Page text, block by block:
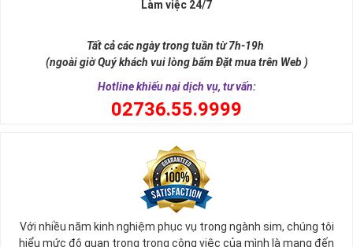
Làm việc 24/7
Tất cả các ngày trong tuần từ 7h-19h
(ngoài giờ Quý khách vui lòng bấm Đặt mua trên Web )
Hotline khiếu nại dịch vụ, tư vấn:
02736.55.9999
Với nhiều năm kinh nghiệm phục vụ trong ngành sim, chúng tôi
hiểu mức độ quan trọng trong công việc của mình là mang đến